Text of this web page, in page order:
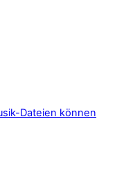
Dateien können